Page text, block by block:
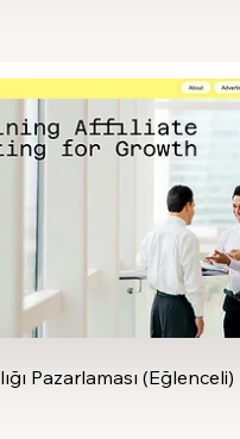
Pazarlaması (Eğlenceli)